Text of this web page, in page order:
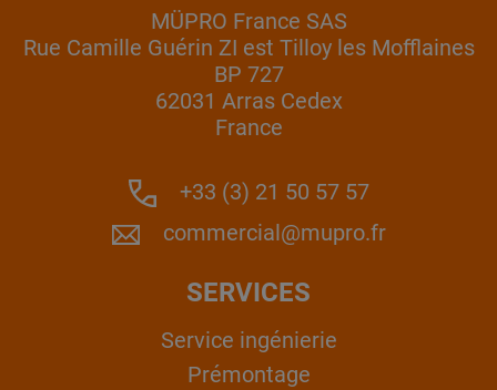
MÜPRO France SAS
Rue Camille Guérin ZI est Tilloy les Mofflaines
BP 727
62031 Arras Cedex
France
+33 (3) 21 50 57 57
commercial@mupro.fr
SERVICES
Service ingénierie
Prémontage